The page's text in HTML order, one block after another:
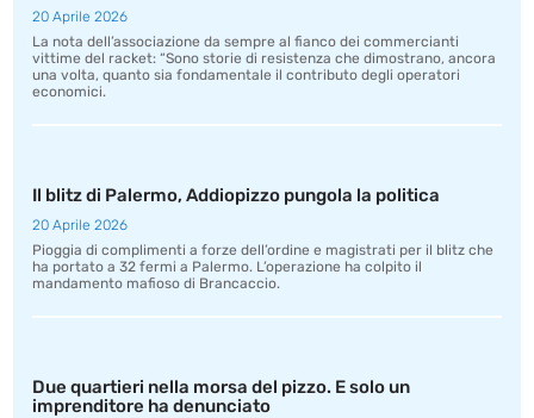
20 Aprile 2026
La nota dell’associazione da sempre al fianco dei commercianti
vittime del racket: “Sono storie di resistenza che dimostrano, ancora
una volta, quanto sia fondamentale il contributo degli operatori
economici.
Il blitz di Palermo, Addiopizzo pungola la politica
20 Aprile 2026
Pioggia di complimenti a forze dell’ordine e magistrati per il blitz che
ha portato a 32 fermi a Palermo. L’operazione ha colpito il
mandamento mafioso di Brancaccio.
Due quartieri nella morsa del pizzo. E solo un
imprenditore ha denunciato